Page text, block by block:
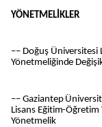
YÖNETMELİKLER
–– Doğuş Üniversitesi
Yönetmeliğinde
–– Gaziantep
Lisans Eğitim-Öğretim
Yönetmelik